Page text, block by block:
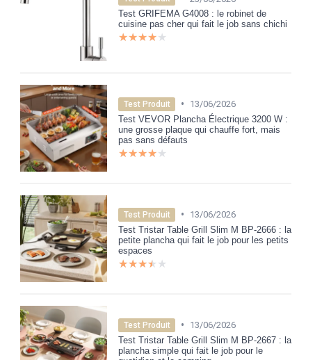
Test GRIFEMA G4008 : le robinet de
cuisine pas cher qui fait le job sans chichi
★★★★★
★★★★★
Test Produit •
13/06/2026
Test VEVOR Plancha Électrique 3200 W :
une grosse plaque qui chauffe fort, mais
pas sans défauts
★★★★★
★★★★★
Test Produit •
13/06/2026
Test Tristar Table Grill Slim M BP-2666 : la
petite plancha qui fait le job pour les petits
espaces
★★★★★
★★★★★
Test Produit •
13/06/2026
Test Tristar Table Grill Slim M BP-2667 : la
plancha simple qui fait le job pour le